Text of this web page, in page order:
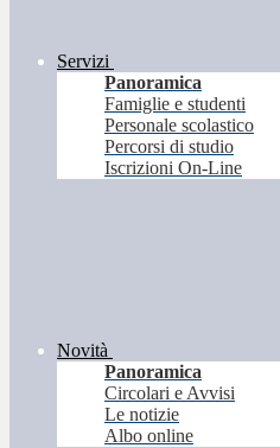
Servizi
Panoramica
Famiglie e studenti
Personale scolastico
Percorsi di studio
Iscrizioni On-Line
Novità
Panoramica
Circolari e Avvisi
Le notizie
Albo online